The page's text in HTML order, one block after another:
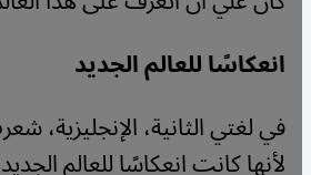
انعكاسًا للعالم الجديد
في لغتي الثانية، الإنجليزية،
لأنها كانت انعكاسًا للعالم